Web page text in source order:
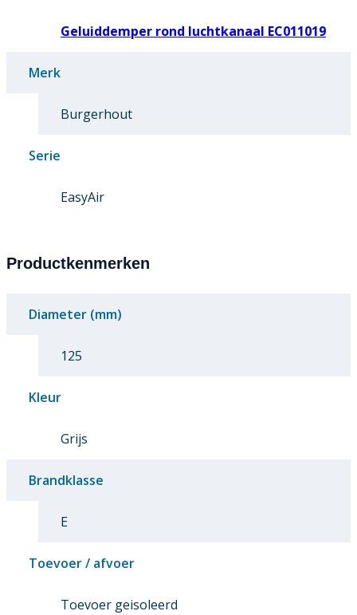
Geluiddemper rond luchtkanaal EC011019
Merk
Burgerhout
Serie
EasyAir
Productkenmerken
Diameter (mm)
125
Kleur
Grijs
Brandklasse
E
Toevoer / afvoer
Toevoer geisoleerd